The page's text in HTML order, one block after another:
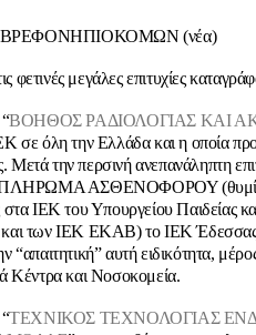
(νέα)
φετινές μεγάλες επιτυχίες
ΒΟΗΘΟΣ ΡΑΔΙΟΛΟΓΙΑΣ ΚΑΙ
σε όλη την Ελλάδα και η οποία
την περσινή ανεπανάληπτη
ΑΣΘΕΝΟΦΟΡΟΥ
στα ΙΕΚ του Υπουργείου Παιδείας
και των ΙΕΚ ΕΚΑΒ) το ΙΕΚ
“απαιτητική” αυτή ειδικότητα,
Κέντρα και Νοσοκομεία.
ΤΕΧΝΙΚΟΣ ΤΕΧΝΟΛΟΓΙΑΣ